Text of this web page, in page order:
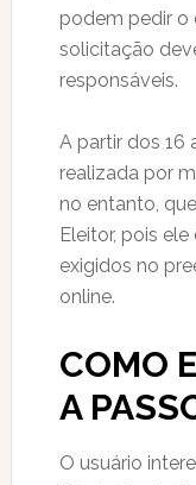
podem pedir o
solicitação
responsáveis.
A partir dos 16
realizada por
no entanto,
Eleitor, pois
exigidos no
online.
COMO
A
O usuário